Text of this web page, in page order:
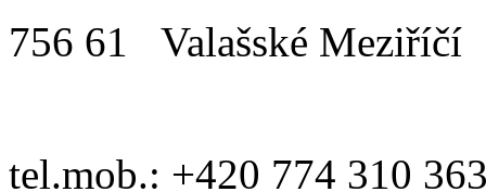
756 61 Valašské Meziříčí
tel.mob.: +420 774 310